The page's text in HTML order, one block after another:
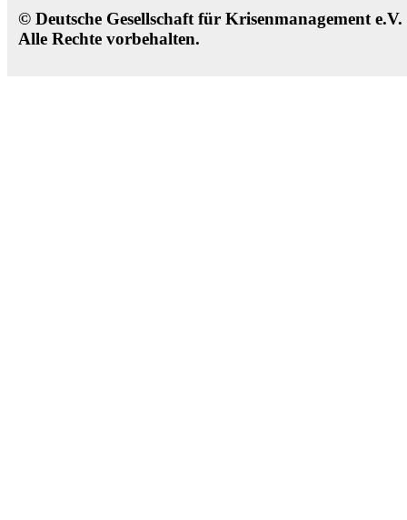
© Deutsche Gesellschaft für Krisenmanagement
Alle Rechte vorbehalten.